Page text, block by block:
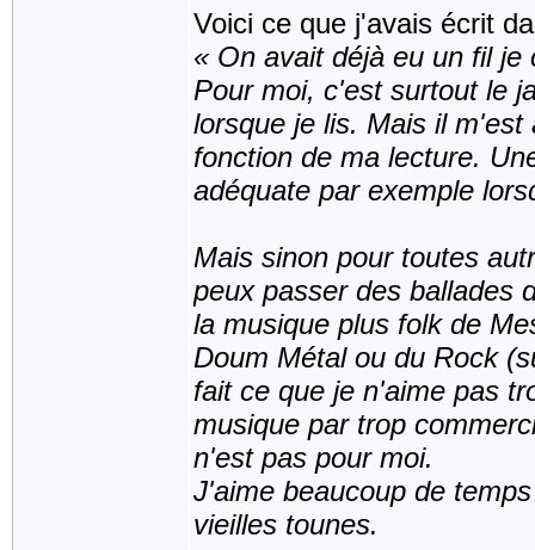
Voici ce que j'avais écrit
« On avait déjà eu un fil
Pour moi, c'est surtout le
lorsque je lis. Mais il
fonction de ma lecture.
adéquate par exemple
Mais sinon pour toutes
peux passer des ballades
la musique plus folk de
Doum Métal ou du Rock
fait ce que je n'aime pas
musique par trop
n'est pas pour moi.
J'aime beaucoup de
vieilles tounes.